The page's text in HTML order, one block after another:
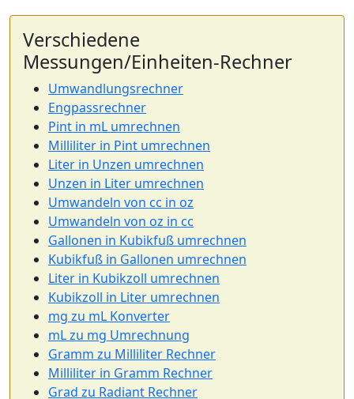
Verschiedene
Messungen/Einheiten-Rechner
Umwandlungsrechner
Engpassrechner
Pint in mL umrechnen
Milliliter in Pint umrechnen
Liter in Unzen umrechnen
Unzen in Liter umrechnen
Umwandeln von cc in oz
Umwandeln von oz in cc
Gallonen in Kubikfuß umrechnen
Kubikfuß in Gallonen umrechnen
Liter in Kubikzoll umrechnen
Kubikzoll in Liter umrechnen
mg zu mL Konverter
mL zu mg Umrechnung
Gramm zu Milliliter Rechner
Milliliter in Gramm Rechner
Grad zu Radiant Rechner